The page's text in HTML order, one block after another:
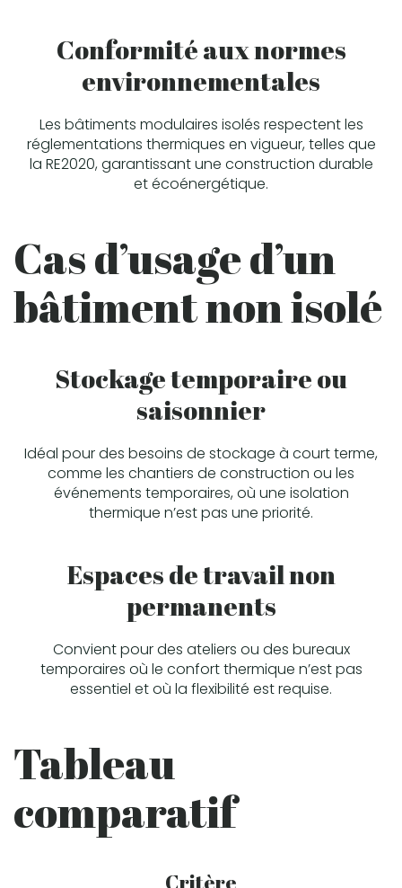
Conformité aux normes
environnementales
Les bâtiments modulaires isolés respectent les
réglementations thermiques en vigueur, telles que
la RE2020, garantissant une construction durable
et écoénergétique.
Cas d’usage d’un
bâtiment non isolé
Stockage temporaire ou
saisonnier
Idéal pour des besoins de stockage à court terme,
comme les chantiers de construction ou les
événements temporaires, où une isolation
thermique n’est pas une priorité.
Espaces de travail non
permanents
Convient pour des ateliers ou des bureaux
temporaires où le confort thermique n’est pas
essentiel et où la flexibilité est requise.
Tableau
comparatif
Critère